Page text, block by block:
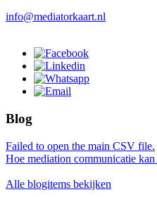
info@mediatorkaart.nl
Blog
Failed to open the main CSV file.
Hoe mediation communicatie
Alle blogitems bekijken